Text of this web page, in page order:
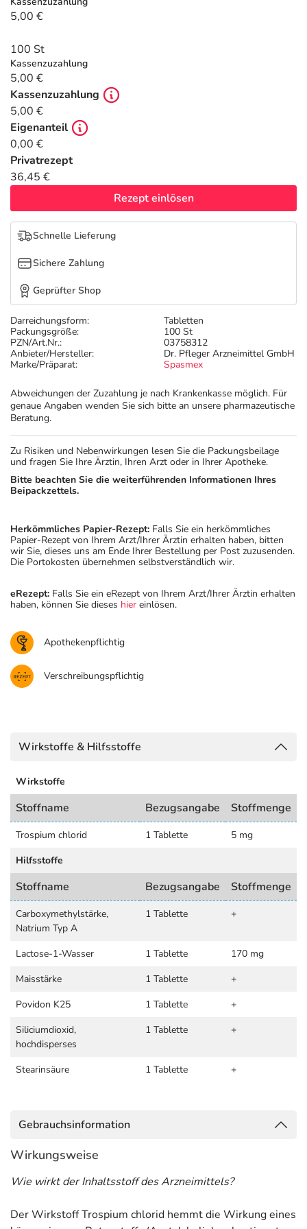
Tierapotheke
Vitamine & Mineralstoffe
Marken
Salus Deals
Darreichungsform:
Tabletten
Packungsgröße:
100 St
PZN/Art.Nr.:
03758312
Anbieter/Hersteller:
Dr. Pfleger Arzneimittel GmbH
Marke/Präparat:
Spasmex
Abweichungen der Zuzahlung je nach Krankenkasse möglich. Für
genaue Angaben wenden Sie sich bitte an unsere pharmazeutische
Beratung.
5,00 €
100 St
Kassenzuzahlung
5,00 €
Kassenzuzahlung
5,00 €
Eigenanteil
0,00 €
Privatrezept
36,45 €
Rezept einlösen
Schnelle Lieferung
Sichere Zahlung
Geprüfter Shop
Zu Risiken und Nebenwirkungen lesen Sie die Packungsbeilage
und fragen Sie Ihre Ärztin, Ihren Arzt oder in Ihrer Apotheke.
Bitte beachten Sie die weiterführenden Informationen Ihres
Beipackzettels.
Herkömmliches Papier-Rezept: Falls Sie ein herkömmliches
Papier-Rezept von Ihrem Arzt/Ihrer Ärztin erhalten haben, bitten
wir Sie, dieses uns am Ende Ihrer Bestellung per Post zuzusenden.
Die Portokosten übernehmen selbstverständlich wir.
eRezept: Falls Sie ein eRezept von Ihrem Arzt/Ihrer Ärztin erhalten
haben, können Sie dieses hier einlösen.
Apothekenpflichtig
Verschreibungspflichtig
Wirkstoffe & Hilfsstoffe
Wirkstoffe
Stoffname Bezugsangabe Stoffmenge
Trospium chlorid 1 Tablette
5 mg
Hilfsstoffe
Stoffname Bezugsangabe Stoffmenge
Carboxymethylstärke,
Natrium Typ A
1 Tablette +
Lactose-1-Wasser 1 Tablette
170 mg
Maisstärke
1 Tablette
+
Povidon K25
1 Tablette
+
Siliciumdioxid,
hochdisperses
1 Tablette +
Stearinsäure 1 Tablette +
Gebrauchsinformation
Wirkungsweise
Wie wirkt der Inhaltsstoff des Arzneimittels?
Der Wirkstoff Trospium chlorid hemmt die Wirkung eines